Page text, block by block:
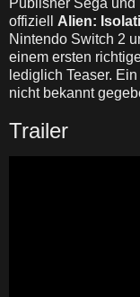
Publisher Sega
offiziell Alien:
Nintendo Switch 2
einem ersten
lediglich Teaser.
nicht bekannt
Trailer